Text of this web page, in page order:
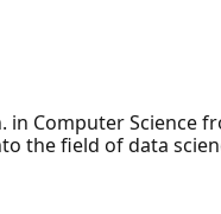
Computer Science
the field of data